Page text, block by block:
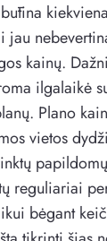
jau
kainų.
ilgalaikė
Plano
vietos
reguliariai
bėgant